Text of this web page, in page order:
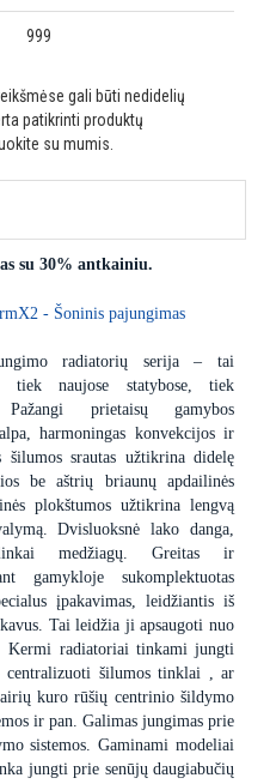
999
gali būti nedidelių
patikrinti produktų
su mumis.
su 30% antkainiu.
- Šoninis pajungimas
radiatorių serija – tai
tiek naujose statybose, tiek
Pažangi prietaisų gamybos
harmoningas konvekcijos ir
šilumos srautas užtikrina didelę
be aštrių briaunų apdailinės
plokštumos užtikrina lengvą
Dvisluoksnė lako danga,
medžiagų. Greitas ir
gamykloje sukomplektuotas
įpakavimas, leidžiantis iš
Tai leidžia ji apsaugoti nuo
Kermi radiatoriai tinkami jungti
šilumos tinklai , ar
kuro rūšių centrinio šildymo
ir pan. Galimas jungimas prie
sistemos. Gaminami modeliai
jungti prie senūjų daugiabučių